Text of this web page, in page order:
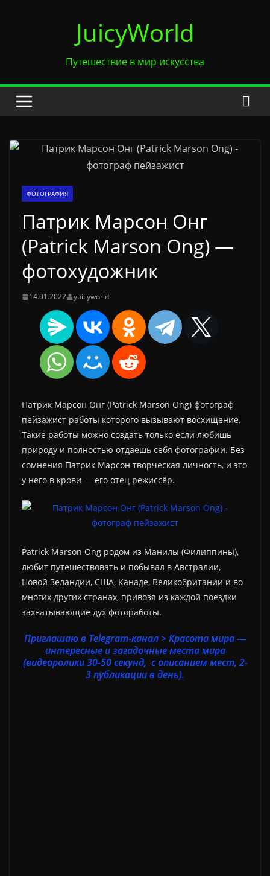
JuicyWorld
Путешествие в мир искусства
ФОТОГРАФИЯ
Патрик Марсон Онг
(Patrick Marson Ong) —
фотохудожник
14.01.2022 yuicyworld
Патрик Марсон Онг (Patrick Marson Ong) фотограф
пейзажист работы которого вызывают восхищение.
Такие работы можно создать только если любишь
природу и полностью отдаешь себя фотографии. Без
сомнения Патрик Марсон творческая личность, и это
у него в крови — его отец режиссёр.
Patrick Marson Ong родом из Манилы (Филиппины),
любит путешествовать и побывал в Австралии,
Новой Зеландии, США, Канаде, Великобритании и во
многих других странах, привозя из каждой поездки
захватывающие дух фотоработы.
Приглашаю в Telegram-канал > Красота мира —
интересные и загадочные места мира
(видеоролики 30-50 секунд, с описанием мест, 2-
3 публикации в день).